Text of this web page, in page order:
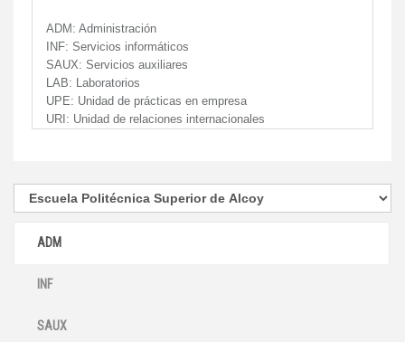
ADM: Administración
INF: Servicios informáticos
SAUX: Servicios auxiliares
LAB: Laboratorios
UPE: Unidad de prácticas en empresa
URI: Unidad de relaciones internacionales
ADM
INF
SAUX